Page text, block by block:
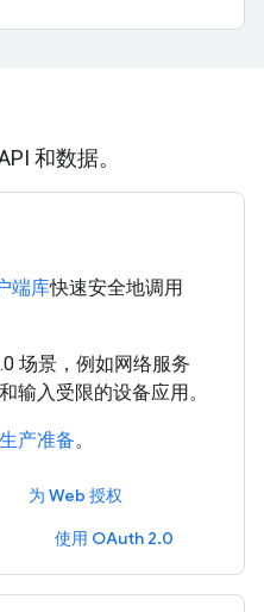
和数据。
端库快速安全地调用
场景，例如网络服务
输入受限的设备应用。
产准备。
为 Web 授权
使用 OAuth 2.0